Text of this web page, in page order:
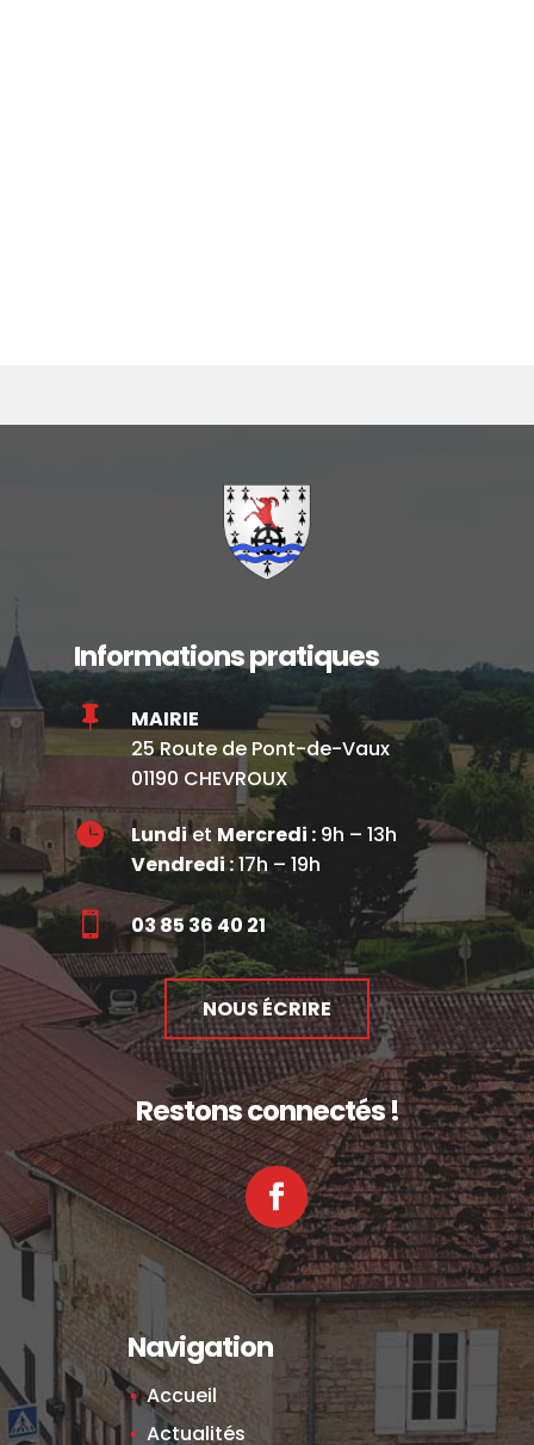
Informations pratiques

MAIRIE
25 Route de Pont-de-Vaux
01190 CHEVROUX
 Lundiet Mercredi :9h – 13h
Vendredi :17h – 19h
 03 85 36 40 21
NOUS ÉCRIRE
Restons connectés !
Facebook
Navigation
Accueil
Actualités